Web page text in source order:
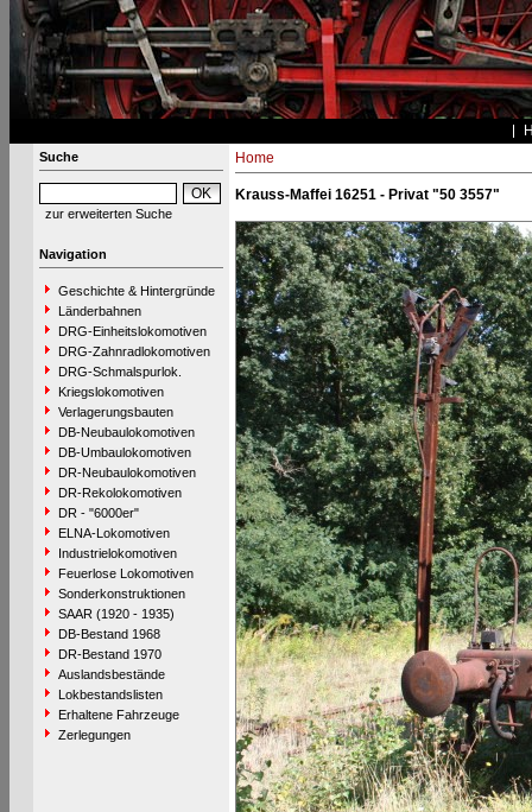
Suche
zur erweiterten Suche
Navigation
Geschichte & Hintergründe
Länderbahnen
DRG-Einheitslokomotiven
DRG-Zahnradlokomotiven
DRG-Schmalspurlok.
Kriegslokomotiven
Verlagerungsbauten
DB-Neubaulokomotiven
DB-Umbaulokomotiven
DR-Neubaulokomotiven
DR-Rekolokomotiven
DR - "6000er"
ELNA-Lokomotiven
Industrielokomotiven
Feuerlose Lokomotiven
Sonderkonstruktionen
SAAR (1920 - 1935)
DB-Bestand 1968
DR-Bestand 1970
Auslandsbestände
Lokbestandslisten
Erhaltene Fahrzeuge
Zerlegungen
Home
Krauss-Maffei 16251 - Privat "50 3557"